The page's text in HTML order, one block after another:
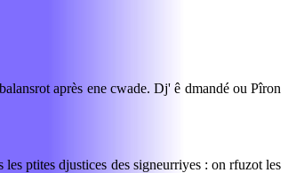
après ene cwade. Dj' ê dmandé ou Pîron
ptites djustices des signeurriyes : on rfuzot les